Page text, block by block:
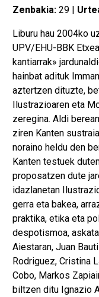
Zenbakia:29 |
Liburu hau 2004ko
UPV/EHU-BBK
kantiarrak»
hainbat adituk
aztertzen dituzte,
Ilustrazioaren eta
zeregina. Aldi
ziren Kanten
noraino heldu den
Kanten testuek
proposatzen dute
idazlanetan
gerra eta bakea,
praktika, etika eta
despotismoa,
Aiestaran, Juan
Rodriguez, Cristina
Cobo, Markos
biltzen ditu Ignazio